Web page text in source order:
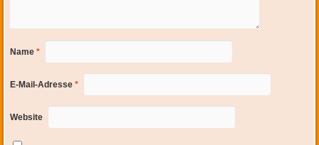
Name *
E-Mail-Adresse *
Website